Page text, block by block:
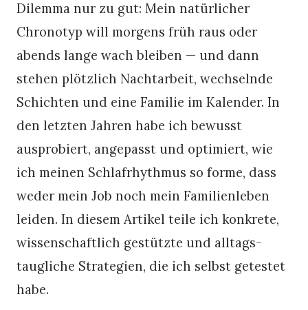
Dilemma nur zu gut: Mein natürlicher
Chronotyp will morgens früh raus oder
abends lange wach bleiben — und dann
stehen plötzlich Nachtarbeit, wechselnde
Schichten und eine Familie im Kalender. In
den letzten Jahren habe ich bewusst
ausprobiert, angepasst und optimiert, wie
ich meinen Schlafrhythmus so forme, dass
weder mein Job noch mein Familienleben
leiden. In diesem Artikel teile ich konkrete,
wissenschaftlich gestützte und alltags­
taugliche Strategien, die ich selbst getestet
habe.